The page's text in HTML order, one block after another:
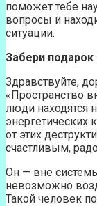
поможет тебе
вопросы и
ситуации.
Забери подарок
Здравствуйте,
«Пространство
люди находятся
энергетических
от этих
счастливым,
Он — вне
невозможно
Такой человек